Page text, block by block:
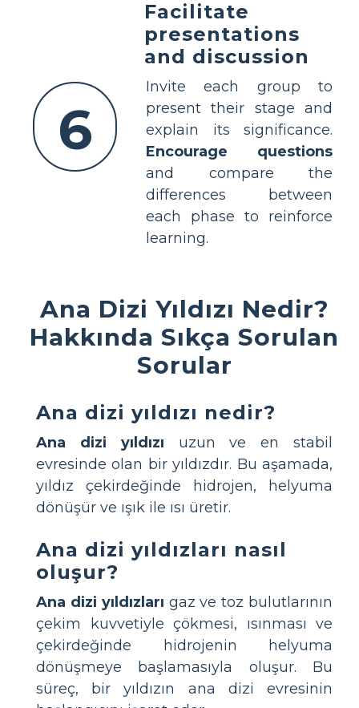
6
Facilitate
presentations
and discussion
Invite each group to
present their stage and
explain its significance.
Encourage questions
and compare the
differences between
each phase to reinforce
learning.
Ana Dizi Yıldızı Nedir?
Hakkında Sıkça Sorulan
Sorular
Ana dizi yıldızı nedir?
Ana dizi yıldızı uzun ve en stabil
evresinde olan bir yıldızdır. Bu aşamada,
yıldız çekirdeğinde hidrojen, helyuma
dönüşür ve ışık ile ısı üretir.
Ana dizi yıldızları nasıl
oluşur?
Ana dizi yıldızları gaz ve toz bulutlarının
çekim kuvvetiyle çökmesi, ısınması ve
çekirdeğinde hidrojenin helyuma
dönüşmeye başlamasıyla oluşur. Bu
süreç, bir yıldızın ana dizi evresinin